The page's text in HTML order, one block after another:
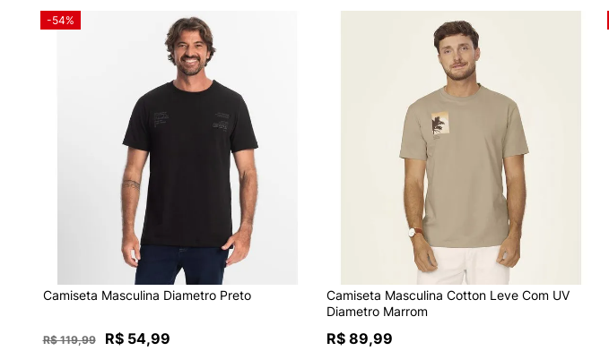
-54%
Camiseta Masculina Diametro Preto
R$ 119,99 R$ 54,99
Camiseta Masculina Cotton Leve Com UV
Diametro Marrom
R$ 89,99